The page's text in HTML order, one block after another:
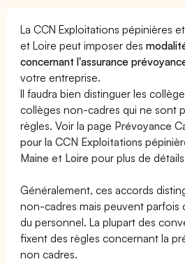
La CCN Exploitations pépinières
et Loire peut imposer des
concernant l'assurance
votre entreprise.
Il faudra bien distinguer les
collèges non-cadres qui ne sont
règles. Voir la page Prévoyance
pour la CCN Exploitations
Maine et Loire pour plus de
Généralement, ces accords
non-cadres mais peuvent parfois
du personnel. La plupart des
fixent des règles concernant la
non cadres.